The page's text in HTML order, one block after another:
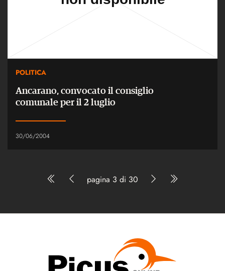
POLITICA
Ancarano, convocato il consiglio
comunale per il 2 luglio
30/06/2004
pagina 3 di 30